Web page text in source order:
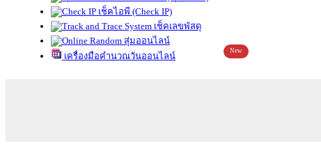
เช็คไอพี (Check IP)
เช็คเลขพัสดุ
สุ่มออนไลน์
เครื่องมือคำนวณวันออนไลน์
New